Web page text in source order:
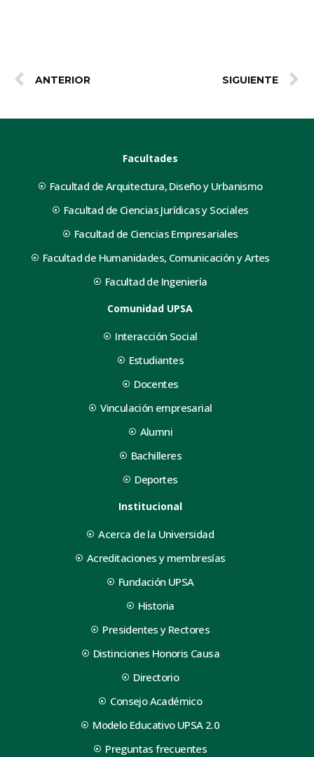
ANTERIOR SIGUIENTE
Facultades
Facultad de Arquitectura, Diseño y Urbanismo
Facultad de Ciencias Jurídicas y Sociales
Facultad de Ciencias Empresariales
Facultad de Humanidades, Comunicación y Artes
Facultad de Ingeniería
Comunidad UPSA
Interacción Social
Estudiantes
Docentes
Vinculación empresarial
Alumni
Bachilleres
Deportes
Institucional
Acerca de la Universidad
Acreditaciones y membresías
Fundación UPSA
Historia
Presidentes y Rectores
Distinciones Honoris Causa
Directorio
Consejo Académico
Modelo Educativo UPSA 2.0
Preguntas frecuentes